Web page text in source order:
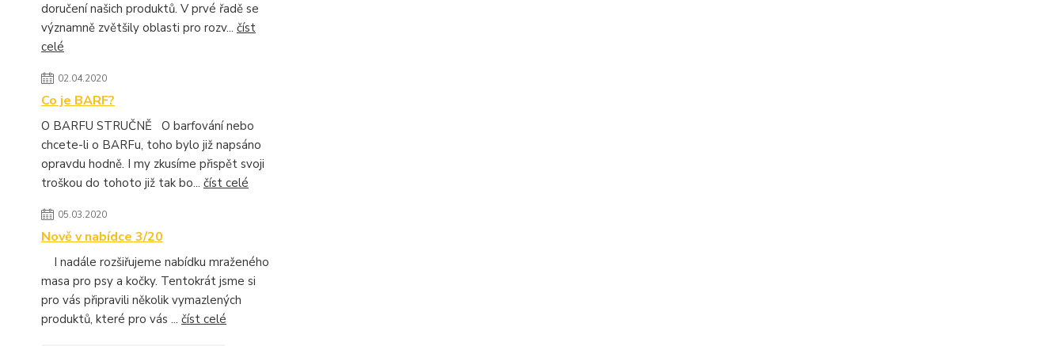
doručení našich produktů. V prvé řadě se
významně zvětšily oblasti pro rozv... číst
celé
02.04.2020
Co je BARF?
O BARFU STRUČNĚ O barfování nebo
chcete-li o BARFu, toho bylo již napsáno
opravdu hodně. I my zkusíme přispět svoji
troškou do tohoto již tak bo... číst celé
05.03.2020
Nově v nabídce 3/20
I nadále rozšiřujeme nabídku mraženého
masa pro psy a kočky. Tentokrát jsme si
pro vás připravili několik vymazlených
produktů, které pro vás ... číst celé